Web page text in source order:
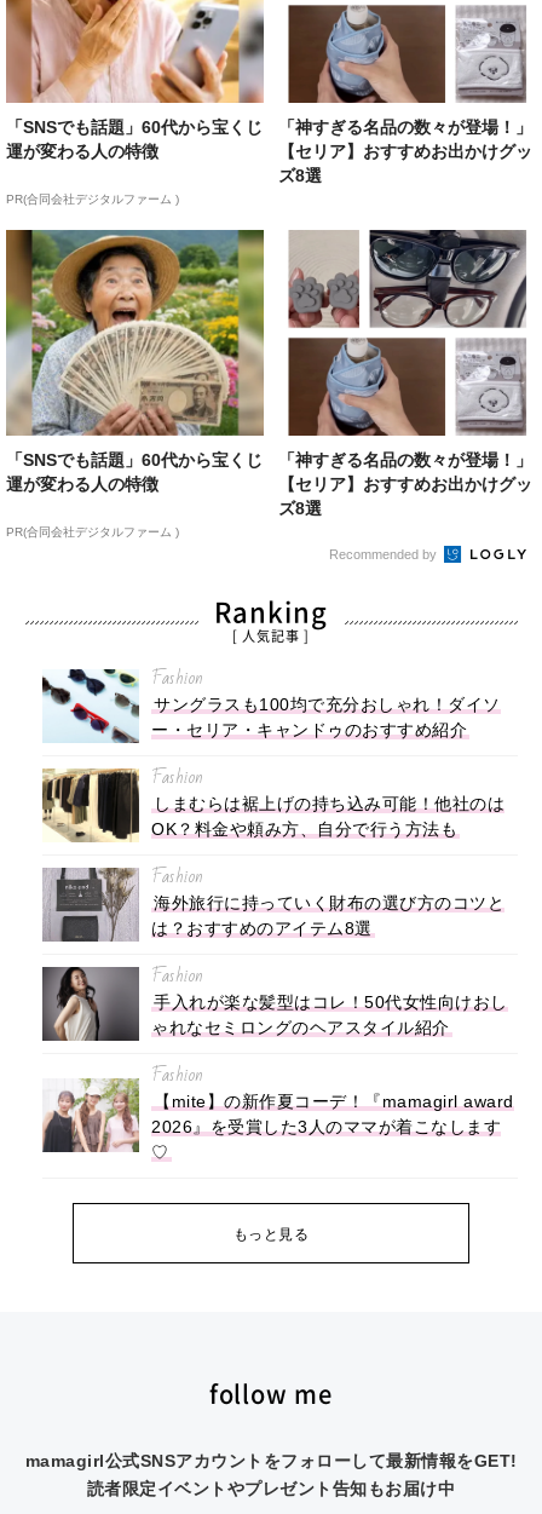
「SNSでも話題」60代から宝くじ
運が変わる人の特徴
PR(合同会社デジタルファーム )
「神すぎる名品の数々が登場！」
【セリア】おすすめお出かけグッ
ズ8選
「SNSでも話題」60代から宝くじ
運が変わる人の特徴
PR(合同会社デジタルファーム )
「神すぎる名品の数々が登場！」
【セリア】おすすめお出かけグッ
ズ8選
Recommended by
Ranking
[ 人気記事 ]
Fashion
サングラスも100均で充分おしゃれ！ダイソ
ー・セリア・キャンドゥのおすすめ紹介
Fashion
しまむらは裾上げの持ち込み可能！他社のは
OK？料金や頼み方、自分で行う方法も
Fashion
海外旅行に持っていく財布の選び方のコツと
は？おすすめのアイテム8選
Fashion
手入れが楽な髪型はコレ！50代女性向けおし
ゃれなセミロングのヘアスタイル紹介
Fashion
【mite】の新作夏コーデ！『mamagirl award
2026』を受賞した3人のママが着こなします
♡
もっと見る
follow me
mamagirl公式SNSアカウントをフォローして最新情報をGET!
読者限定イベントやプレゼント告知もお届け中